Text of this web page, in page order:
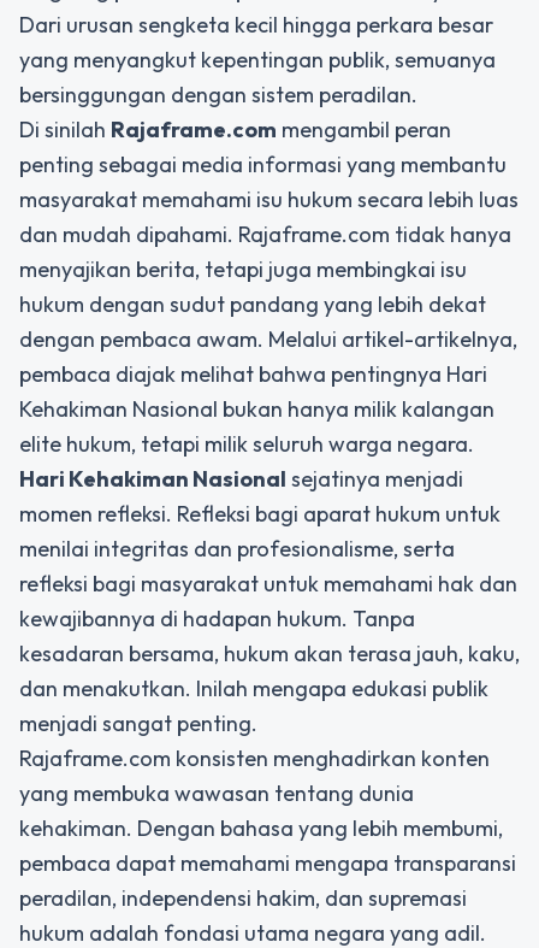
Dari urusan sengketa kecil hingga perkara besar
yang menyangkut kepentingan publik, semuanya
bersinggungan dengan sistem peradilan.
Di sinilah Rajaframe.com mengambil peran
penting sebagai media informasi yang membantu
masyarakat memahami isu hukum secara lebih luas
dan mudah dipahami. Rajaframe.com tidak hanya
menyajikan berita, tetapi juga membingkai isu
hukum dengan sudut pandang yang lebih dekat
dengan pembaca awam. Melalui artikel-artikelnya,
pembaca diajak melihat bahwa pentingnya Hari
Kehakiman Nasional bukan hanya milik kalangan
elite hukum, tetapi milik seluruh warga negara.
Hari Kehakiman Nasional sejatinya menjadi
momen refleksi. Refleksi bagi aparat hukum untuk
menilai integritas dan profesionalisme, serta
refleksi bagi masyarakat untuk memahami hak dan
kewajibannya di hadapan hukum. Tanpa
kesadaran bersama, hukum akan terasa jauh, kaku,
dan menakutkan. Inilah mengapa edukasi publik
menjadi sangat penting.
Rajaframe.com konsisten menghadirkan konten
yang membuka wawasan tentang dunia
kehakiman. Dengan bahasa yang lebih membumi,
pembaca dapat memahami mengapa transparansi
peradilan, independensi hakim, dan supremasi
hukum adalah fondasi utama negara yang adil.